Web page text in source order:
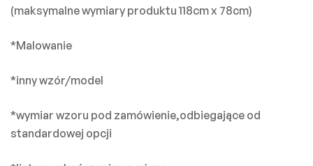
(maksymalne wymiary produktu 118cm x 78cm)
*Malowanie
*inny wzór/model
*wymiar wzoru pod zamówienie,odbiegające od
standardowej opcji